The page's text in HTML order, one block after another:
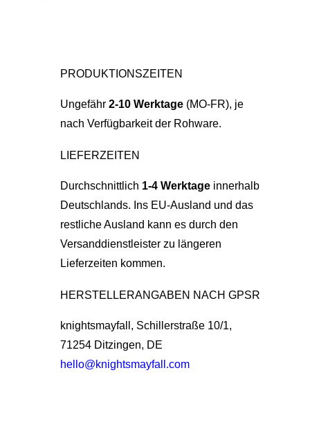
PRODUKTIONSZEITEN
Ungefähr 2-10 Werktage(MO-FR), je
nach Verfügbarkeit der Rohware.
LIEFERZEITEN
Durchschnittlich 1-4 Werktageinnerhalb
Deutschlands. Ins EU-Ausland und das
restliche Ausland kann es durch den
Versanddienstleister zu längeren
Lieferzeiten kommen.
HERSTELLERANGABEN NACH GPSR
knightsmayfall, Schillerstraße 10/1,
71254 Ditzingen, DE
hello@knightsmayfall.com